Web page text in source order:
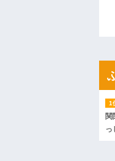
ん
関
っ